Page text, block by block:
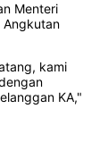
Menteri
Angkutan
kami
KA,"